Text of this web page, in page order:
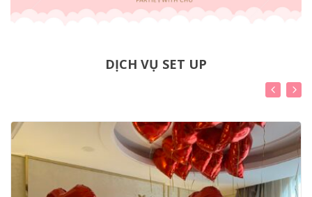
DỊCH VỤ SET UP